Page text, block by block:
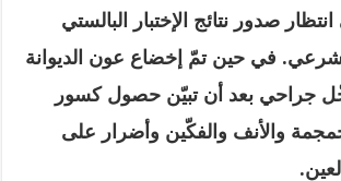
صدور نتائج الإختبار البالستي
. في حين تمّ إخضاع عون الديوانة
جراحي بعد أن تبيّن حصول كسور
والأنف والفكّين وأضرار على
.